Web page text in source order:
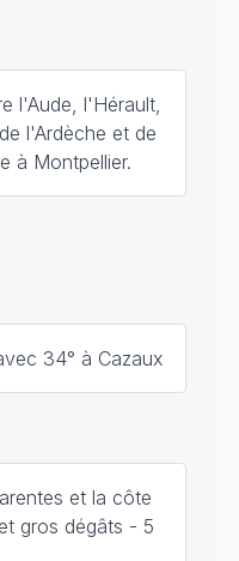
l'Aude, l'Hérault,
l'Ardèche et de
à Montpellier.
34° à Cazaux
et la côte
gros dégâts - 5